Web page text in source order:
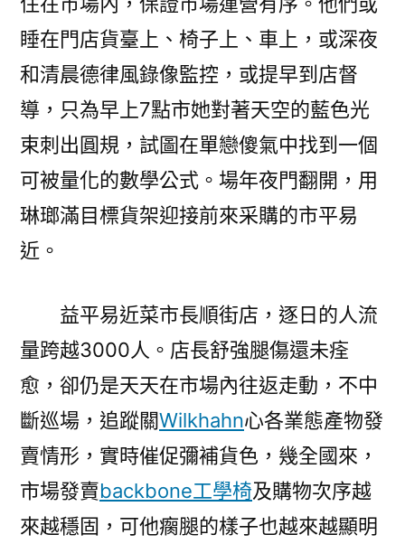
睡在門店貨臺上、椅子上、車上，或深夜
和清晨德律風錄像監控，或提早到店督
導，只為早上7點市她對著天空的藍色光
束刺出圓規，試圖在單戀傻氣中找到一個
可被量化的數學公式。場年夜門翻開，用
琳瑯滿目標貨架迎接前來采購的市平易
近。
益平易近菜市長順街店，逐日的人流
量跨越3000人。店長舒強腿傷還未痊
愈，卻仍是天天在市場內往返走動，不中
斷巡場，追蹤關Wilkhahn心各業態產物發
賣情形，實時催促彌補貨色，幾全國來，
市場發賣backbone工學椅及購物次序越
來越穩固，可他瘸腿的樣子也越來越顯明